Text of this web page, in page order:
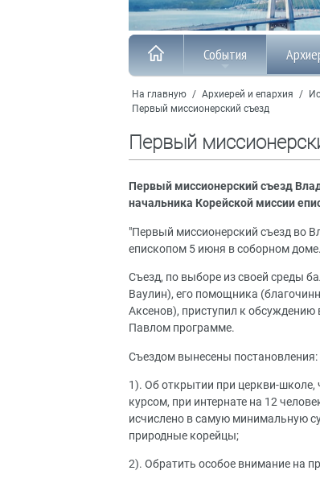
События
На главную / Архиерей и епархия /
Первый миссионерский съезд
Первый
Первый миссионерский съезд
начальника Корейской миссии
"Первый миссионерский съезд во
епископом 5 июня в соборном доме.
Съезд, по выборе из своей среды
Ваулин), его помощника
Аксенов), приступил к
Павлом программе.
Съездом вынесены постановления:
1). Об открытии при церкви-школе,
курсом, при интернате на 12
исчислено в самую минимальную
природные корейцы;
2). Обратить особое внимание на